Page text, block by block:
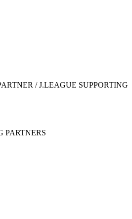
/ J.LEAGUE SUPPORTING
PARTNERS